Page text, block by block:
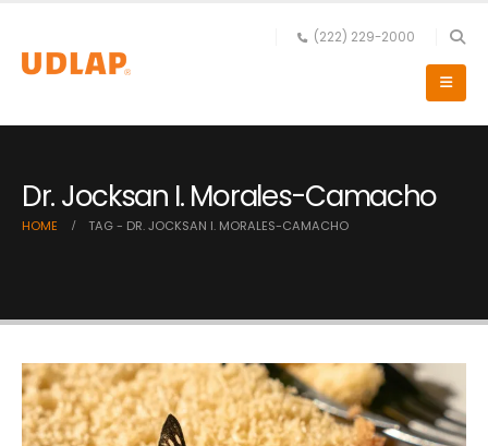
(222) 229-2000
Dr. Jocksan I. Morales-Camacho
HOME TAG - DR. JOCKSAN I. MORALES-CAMACHO